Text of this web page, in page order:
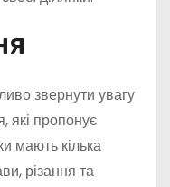
звернути увагу
які пропонує
мають кілька
різання та